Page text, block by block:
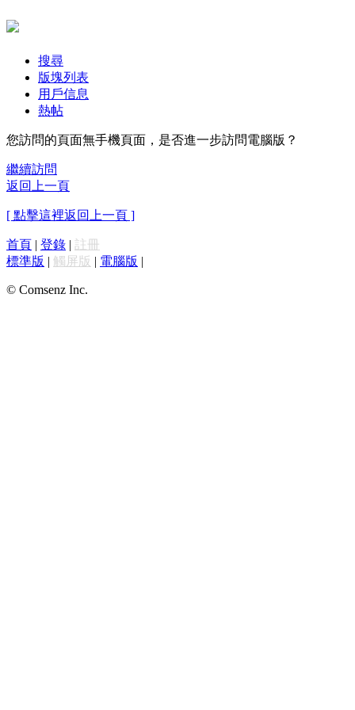
搜尋
版塊列表
用戶信息
熱帖
您訪問的頁面無手機頁面，是否進一步訪問電腦版？
繼續訪問
返回上一頁
[ 點擊這裡返回上一頁 ]
首頁 | 登錄 | 註冊
標準版 | 觸屏版 | 電腦版 |
© Comsenz Inc.